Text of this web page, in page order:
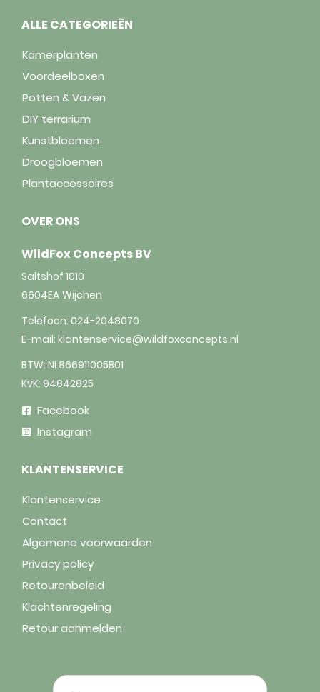
ALLE CATEGORIEËN
Kamerplanten
Voordeelboxen
Potten & Vazen
DIY terrarium
Kunstbloemen
Droogbloemen
Plantaccessoires
OVER ONS
WildFox Concepts BV
Saltshof 1010
6604EA Wijchen
Telefoon: 024-2048070
E-mail: klantenservice@wildfoxconcepts.nl
BTW: NL866911005B01
KvK: 94842825
Facebook
Instagram
KLANTENSERVICE
Klantenservice
Contact
Algemene voorwaarden
Privacy policy
Retourenbeleid
Klachtenregeling
Retour aanmelden